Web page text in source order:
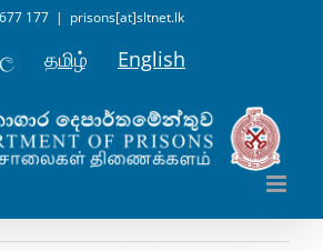
177 | prisons[at]sltnet.lk
தமிழ் English